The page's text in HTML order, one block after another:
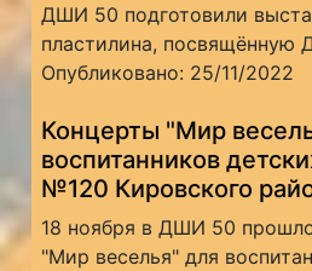
ДШИ 50 подготовили
пластилина, посвящённую
Опубликовано: 25/11/2022
Концерты "Мир
воспитанников
№120 Кировского
18 ноября в ДШИ 50
"Мир веселья" для